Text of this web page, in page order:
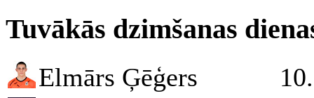
Tuvākās dzimšanas
Elmārs Ģēģers